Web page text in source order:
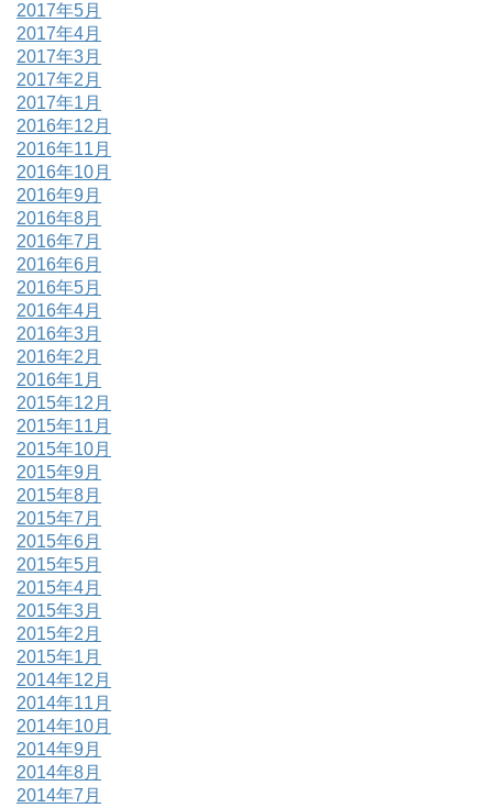
2017年5月
2017年4月
2017年3月
2017年2月
2017年1月
2016年12月
2016年11月
2016年10月
2016年9月
2016年8月
2016年7月
2016年6月
2016年5月
2016年4月
2016年3月
2016年2月
2016年1月
2015年12月
2015年11月
2015年10月
2015年9月
2015年8月
2015年7月
2015年6月
2015年5月
2015年4月
2015年3月
2015年2月
2015年1月
2014年12月
2014年11月
2014年10月
2014年9月
2014年8月
2014年7月